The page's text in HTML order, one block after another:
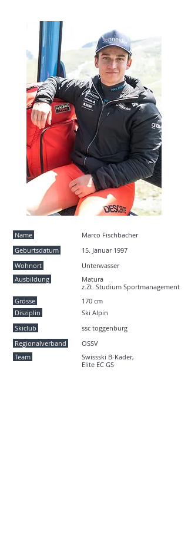
Name
Geburtsdatum
Wohnort
Ausbildung
Grösse
Disziplin
Skiclub
Regionalverband
Team
Marco Fischbacher
15. Januar 1997
Unterwasser
Matura
z.Zt. Studium Sportmanagement
170 cm
Ski Alpin
ssc toggenburg
OSSV
Swissski B-Kader,
Elite EC GS